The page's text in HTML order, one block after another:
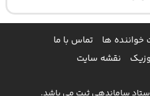
خواننده ها
تماس با ما
نقشه سایت